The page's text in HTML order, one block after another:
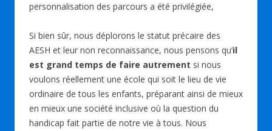
personnalisation des parcours a été privilégiée,
Si bien sûr, nous déplorons le statut précaire des
AESH et leur non reconnaissance, nous pensons qu’il
est grand temps de faire autrement si nous
voulons réellement une école qui soit le lieu de vie
ordinaire de tous les enfants, préparant ainsi de mieux
en mieux une société inclusive où la question du
handicap fait partie de notre vie à tous. Nous